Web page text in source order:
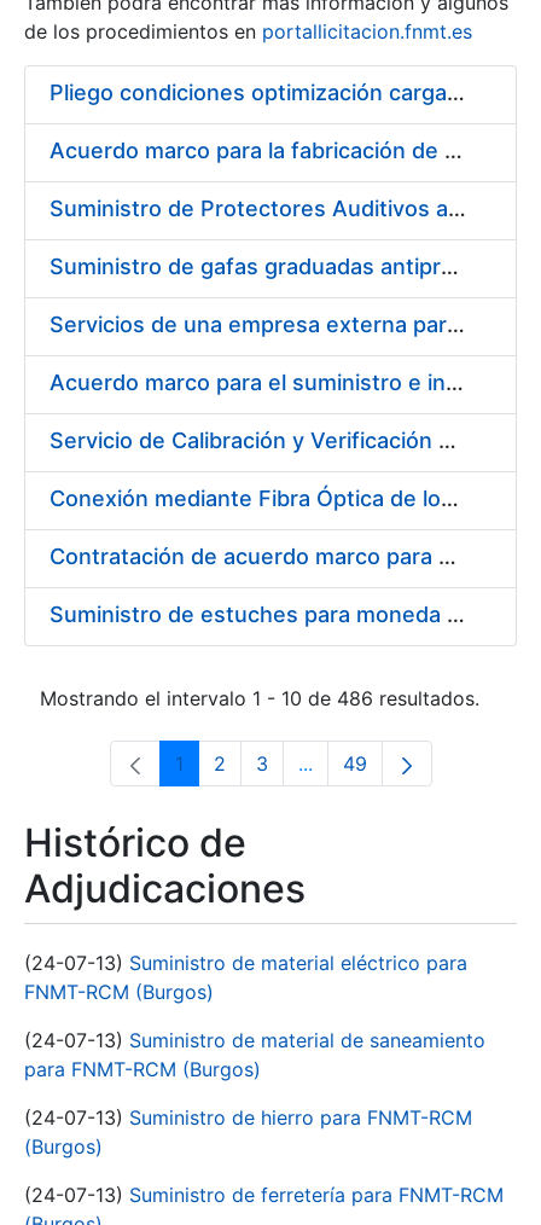
de los procedimientos en portallicitacion.fnmt.es
Pliego condiciones optimización cargas compras firmado
Acuerdo marco para la fabricación de piezas
Suministro de Protectores Auditivos a medida para las personas trabajadoras de los Centros de Trabajo de Madrid y Burgos
Suministro de gafas graduadas antiproyecciones para los trabajadores de la FNMT-RCM en los centros de trabajo de Madrid y Burgos
Servicios de una empresa externa para el asesoramiento y resolución de los recursos de alzada que se presentan relacionados con procesos de selección para la FNMT-RCM
Acuerdo marco para el suministro e instalación de persianas, estores y otros complementos
Servicio de Calibración y Verificación Externa de los Equipos de Medición del Servicio de Prevención de la FNMT-RCM
Conexión mediante Fibra Óptica de los Centros de Proceso de Datos (CPDs) de las sedes de la FNMT-RCM de Burgos y Madrid
Contratación de acuerdo marco para el Suministro de Material de Electricidad para la Fábrica Nacional de Moneda y Timbre-Real Casa de la Moneda en su centro de trabajo de Burgos
Suministro de estuches para moneda de 30 €
Mostrando el intervalo 1 - 10 de 486 resultados.
Página
1 Página
2 Página
3 ...Páginas intermedias Use
Página
49
Histórico de
Adjudicaciones
(24-07-13) Suministro de material eléctrico para
FNMT-RCM (Burgos)
(24-07-13) Suministro de material de saneamiento
para FNMT-RCM (Burgos)
(24-07-13) Suministro de hierro para FNMT-RCM
(Burgos)
(24-07-13) Suministro de ferretería para FNMT-RCM